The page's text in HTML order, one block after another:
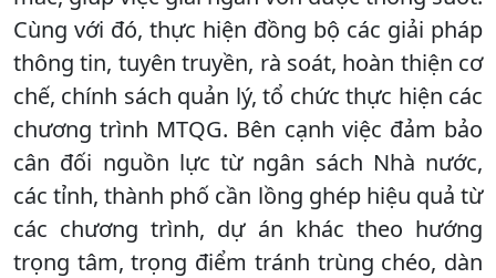
Cùng với đó, thực hiện đồng bộ các giải pháp
thông tin, tuyên truyền, rà soát, hoàn thiện cơ
chế, chính sách quản lý, tổ chức thực hiện các
chương trình MTQG. Bên cạnh việc đảm bảo
cân đối nguồn lực từ ngân sách Nhà nước,
các tỉnh, thành phố cần lồng ghép hiệu quả từ
các chương trình, dự án khác theo hướng
trọng tâm, trọng điểm tránh trùng chéo, dàn